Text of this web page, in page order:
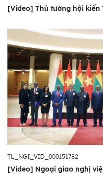
[Video] Thủ tướng hội kiến
TL_NGI_VID_000151782
[Video] Ngoại giao nghị